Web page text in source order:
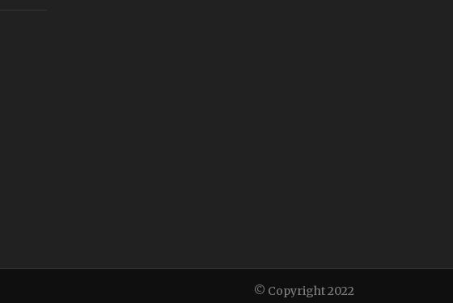
© Copyright 2022